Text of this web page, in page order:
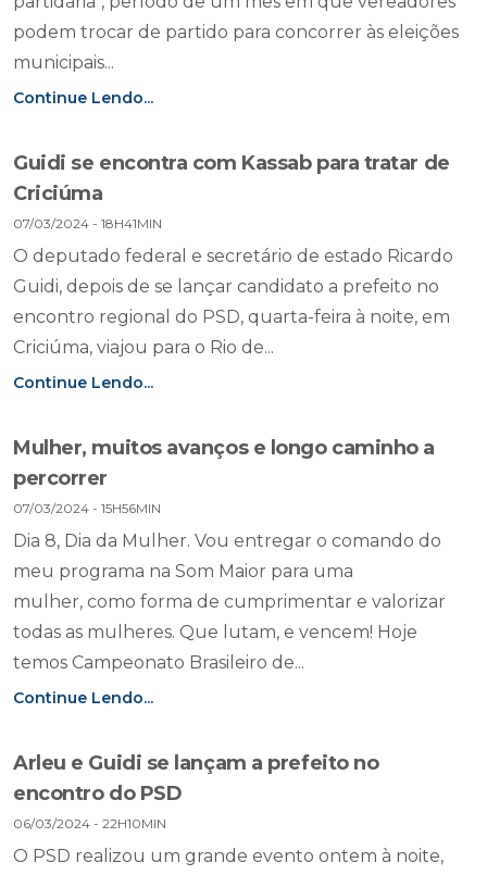
podem trocar de partido para concorrer às eleições
municipais...
Continue Lendo...
Guidi se encontra com Kassab para tratar de
Criciúma
07/03/2024 - 18H41MIN
O deputado federal e secretário de estado Ricardo
Guidi, depois de se lançar candidato a prefeito no
encontro regional do PSD, quarta-feira à noite, em
Criciúma, viajou para o Rio de...
Continue Lendo...
Mulher, muitos avanços e longo caminho a
percorrer
07/03/2024 - 15H56MIN
Dia 8, Dia da Mulher. Vou entregar o comando do
meu programa na Som Maior para uma
mulher, como forma de cumprimentar e valorizar
todas as mulheres. Que lutam, e vencem! Hoje
temos Campeonato Brasileiro de...
Continue Lendo...
Arleu e Guidi se lançam a prefeito no
encontro do PSD
06/03/2024 - 22H10MIN
O PSD realizou um grande evento ontem à noite,